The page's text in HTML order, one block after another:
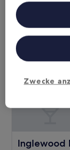
(308
Inglewood
Inglewood
Inglewood
Inhalte, Messung
Liste der
Zwecke